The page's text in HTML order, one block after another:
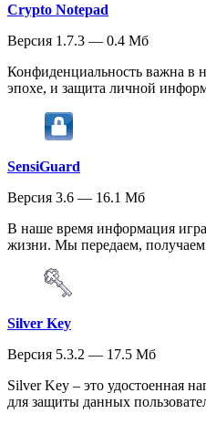
Crypto Notepad
Версия 1.7.3 — 0.4 Мб
Конфиденциальность важна в
эпохе, и защита личной
SensiGuard
Версия 3.6 — 16.1 Мб
В наше время информация
жизни. Мы передаем,
Silver Key
Версия 5.3.2 — 17.5 Мб
Silver Key – это удостоенная
для защиты данных